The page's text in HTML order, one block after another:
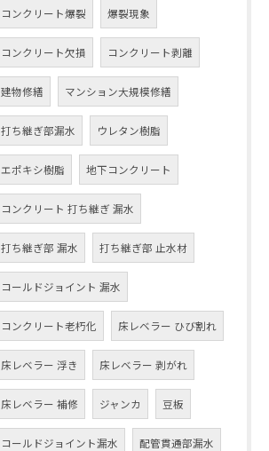
コンクリート爆裂 爆裂現象
コンクリート欠損 コンクリート剥離
建物修繕 マンション大規模修繕
打ち継ぎ部漏水 ウレタン樹脂
エポキシ樹脂 地下コンクリート
コンクリート 打ち継ぎ 漏水
打ち継ぎ部 漏水 打ち継ぎ部 止水材
コールドジョイント 漏水
コンクリート老朽化 床レベラー ひび割れ
床レベラー 浮き 床レベラー 剥がれ
床レベラー 補修 ジャンカ 豆板
コールドジョイント漏水 配管貫通部漏水